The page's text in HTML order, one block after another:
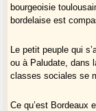
bourgeoisie
bordelaise est
Le petit peuple qui
ou à Paludate, dans
classes sociales se
Ce qu’est Bordeaux